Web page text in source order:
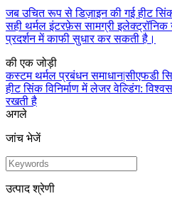
जब उचित रूप से डिज़ाइन की गई हीट
सही थर्मल इंटरफ़ेस सामग्री
प्रदर्शन में काफी सुधार कर सकती है।
की एक जोड़ी
कस्टम थर्मल प्रबंधन समाधान|सीएफडी
हीट सिंक विनिर्माण में लेजर वेल्डिंग:
रखती है
अगले
जांच भेजें
उत्पाद श्रेणी